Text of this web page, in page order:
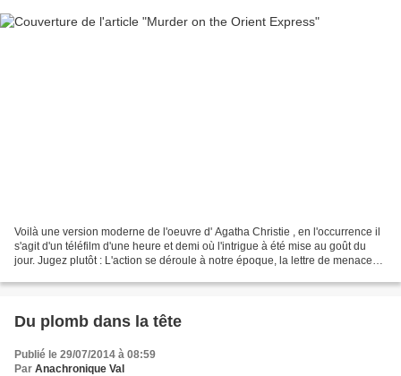
Voilà une version moderne de l'oeuvre d' Agatha Christie , en l'occurrence il
s'agit d'un téléfilm d'une heure et demi où l'intrigue à été mise au goût du
jour. Jugez plutôt : L'action se déroule à notre époque, la lettre de menace
Du plomb dans la tête
Publié le 29/07/2014 à 08:59
Par Anachronique Val